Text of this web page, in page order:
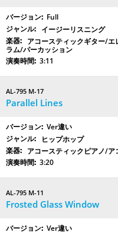
Full
イージーリスニング
アコースティックギター/
ラム/パーカッション
3:11
AL-795 M-17
Parallel Lines
Ver違い
ヒップホップ
アコースティックピアノ/
3:20
AL-795 M-11
Frosted Glass Window
Ver違い